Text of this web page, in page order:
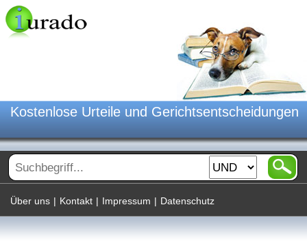
Kostenlose Urteile und Gerichtsentscheidungen
Über uns | Kontakt | Impressum | Datenschutz